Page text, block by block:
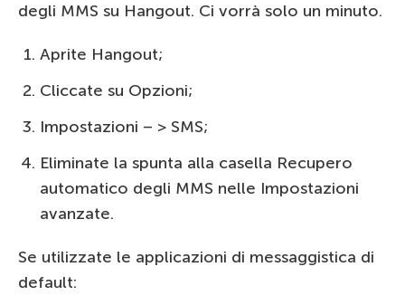
degli MMS su Hangout. Ci vorrà solo un minuto.
Aprite Hangout;
Cliccate su Opzioni;
Impostazioni – > SMS;
Eliminate la spunta alla casella Recupero
automatico degli MMS nelle Impostazioni
avanzate.
Se utilizzate le applicazioni di messaggistica di
default: